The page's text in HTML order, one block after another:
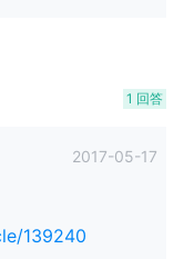
1 回答
2017-05-17
139240